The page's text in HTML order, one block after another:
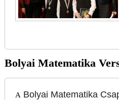
Bolyai Matematika
A Bolyai Matematika